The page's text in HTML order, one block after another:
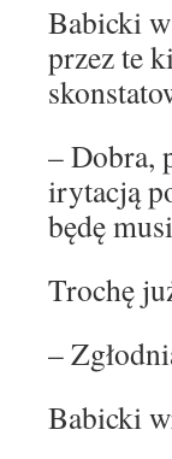
Babicki
przez te
– Dobra,
irytacją
będę
Trochę
–
Babicki